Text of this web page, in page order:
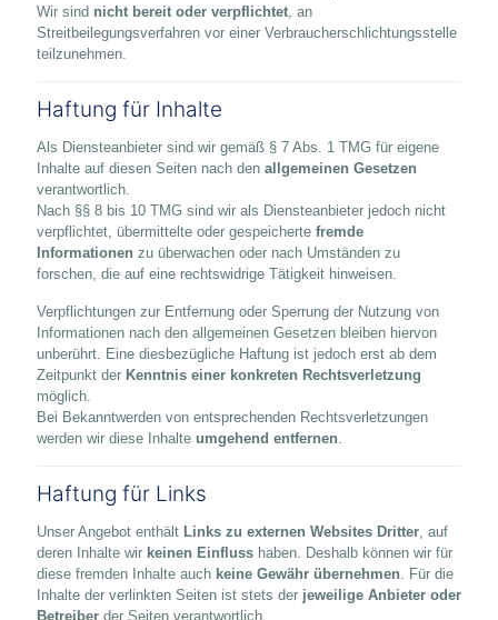
Wir sind nicht bereit oder verpflichtet, an
Streitbeilegungsverfahren vor einer Verbraucherschlichtungsstelle
teilzunehmen.
Haftung für Inhalte
Als Diensteanbieter sind wir gemäß § 7 Abs. 1 TMG für eigene
Inhalte auf diesen Seiten nach den allgemeinen Gesetzen
verantwortlich.
Nach §§ 8 bis 10 TMG sind wir als Diensteanbieter jedoch nicht
verpflichtet, übermittelte oder gespeicherte fremde
Informationen zu überwachen oder nach Umständen zu
forschen, die auf eine rechtswidrige Tätigkeit hinweisen.
Verpflichtungen zur Entfernung oder Sperrung der Nutzung von
Informationen nach den allgemeinen Gesetzen bleiben hiervon
unberührt. Eine diesbezügliche Haftung ist jedoch erst ab dem
Zeitpunkt der Kenntnis einer konkreten Rechtsverletzung
möglich.
Bei Bekanntwerden von entsprechenden Rechtsverletzungen
werden wir diese Inhalte umgehend entfernen.
Haftung für Links
Unser Angebot enthält Links zu externen Websites Dritter, auf
deren Inhalte wir keinen Einfluss haben. Deshalb können wir für
diese fremden Inhalte auch keine Gewähr übernehmen. Für die
Inhalte der verlinkten Seiten ist stets der jeweilige Anbieter oder
Betreiber der Seiten verantwortlich.